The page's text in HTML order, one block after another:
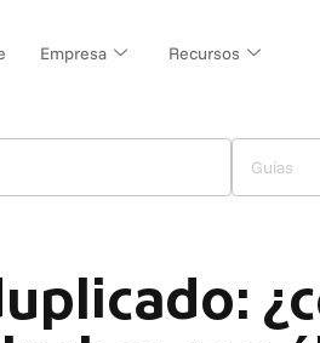
Empresa Recursos
Guías